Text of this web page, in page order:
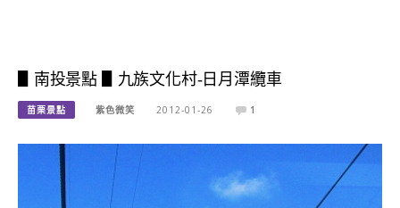
▋南投景點 ▋九族文化村-日月潭纜車
苗栗景點 紫色微笑 2012-01-26 1